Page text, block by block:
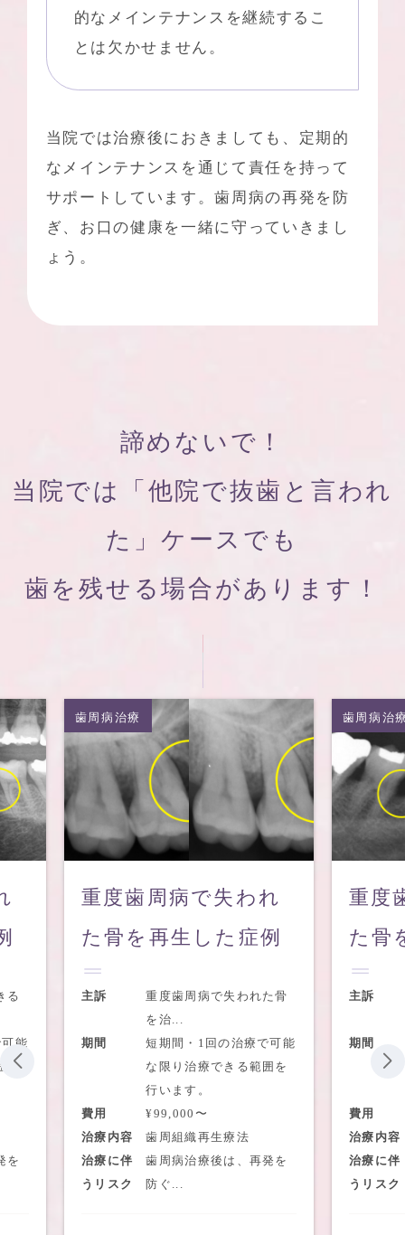
的なメインテナンスを継続するこ
とは欠かせません。
当院では治療後におきましても、定期的
なメインテナンスを通じて責任を持って
サポートしています。歯周病の再発を防
ぎ、お口の健康を一緒に守っていきまし
ょう。
諦めないで！
当院では「他院で抜歯と言われ
た」ケースでも
歯を残せる場合があります！
われ
症例
で失われた骨
の治療で可能
きる範囲を
後は、再発を
歯周病治療
重度歯周病で失われ
た骨を再生した症例
主訴
抜歯したくない、できる
期間
短期間・1回の治療で可能
な限り治療できる範囲を
費用
治療内容
歯周組織再生療法
治療に伴
うリスク
歯周病治療後は、再発を